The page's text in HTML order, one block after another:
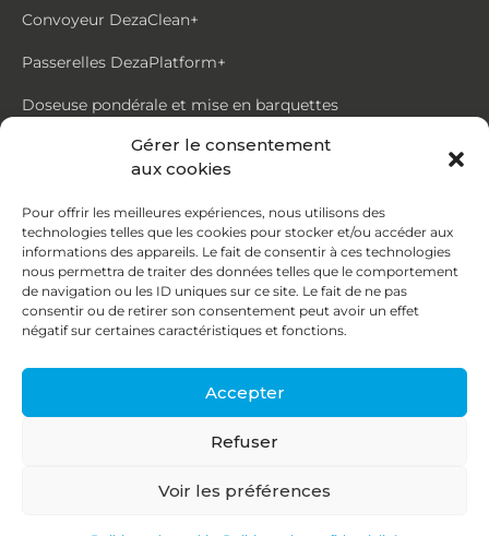
Gérer le consentement
aux cookies
Pour offrir les meilleures expériences, nous utilisons des
technologies telles que les cookies pour stocker et/ou accéder aux
informations des appareils. Le fait de consentir à ces technologies
nous permettra de traiter des données telles que le comportement
de navigation ou les ID uniques sur ce site. Le fait de ne pas
consentir ou de retirer son consentement peut avoir un effet
négatif sur certaines caractéristiques et fonctions.
Accepter
Refuser
Voir les préférences
Convoyeur DezaClean+
Passerelles DezaPlatform+
Doseuse pondérale et mise en barquettes
Trémie mouvante DezaMouv+
Contact
87, rue du Ruisseau
38070 St Quentin Fallavier
contact@deza.fr